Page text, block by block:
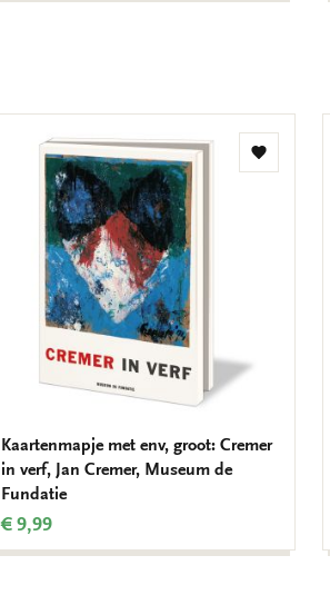
Toevoegen
Kaartenmapje met env, groot: Cremer
in verf, Jan Cremer, Museum de
Fundatie
€ 9,99